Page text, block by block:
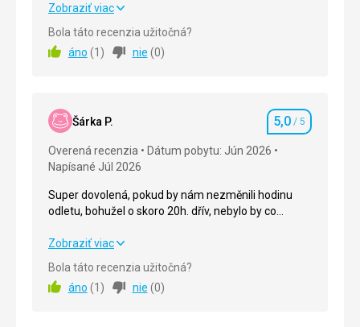
Krásná dovolená,spokojenost se vším.
Strava
Služby 5,0/ 5
Cena
Pláž
vidění spousta rybiček i želvy,pláž krásná.
Strava
Nejlepší ,nejchutnější a největší výběr jídel a to jsme v
Zobraziť viac
Bola táto recenzia užitočná?
áno (1 ) nie (0)
Šárka P. Hodnotenie
5,0 / 5
Overená recenzia
Dátum pobytu: Jún 2026
Napísané Júl 2026
Super dovolená, pokud by nám nezměnili hodinu
odletu, bohužel o skoro 20h. dřív, nebylo by co
Super dovolená, pokud by nám nezměnili hodinu
vytknout.
Zobraziť viac
Bola táto recenzia užitočná?
áno (1 ) nie (0)